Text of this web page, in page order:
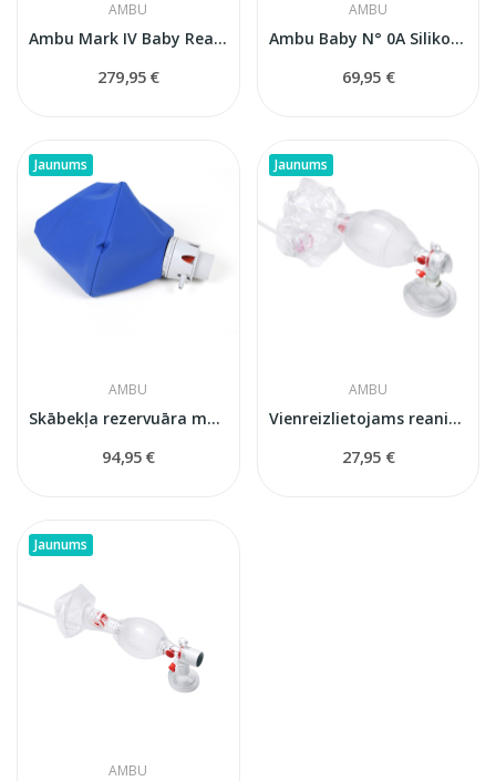
AMBU
Ambu Mark IV Baby Reanimācijas maiss...
279,95 €
AMBU
Ambu Baby N° 0A Silikona sejas maska...
69,95 €
Jaunums
AMBU
Skābekļa rezervuāra maiss Ambu pieaugušajiem...
94,95 €
Jaunums
AMBU
Vienreizlietojams reanimācijas maiss Ambu SPUR...
27,95 €
Jaunums
AMBU